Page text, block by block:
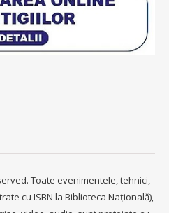
Toate evenimentele, tehnici,
cu ISBN la Biblioteca Națională),